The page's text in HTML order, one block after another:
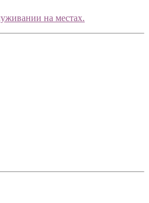
на местах.